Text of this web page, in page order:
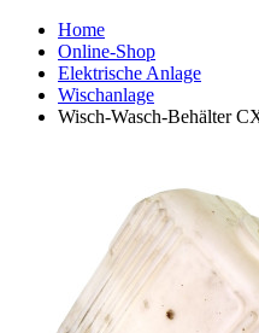
Home
Online-Shop
Elektrische Anlage
Wischanlage
Wisch-Wasch-Behälter